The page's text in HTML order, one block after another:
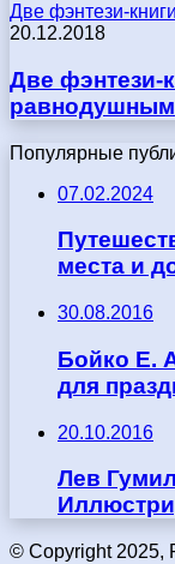
Две фэнтези-
20.12.2018
Две фэнтези-
равнодушным
Популярные
07.02.2024
места и
30.08.2016
Бойко Е.
для
20.10.2016
Лев
© Copyright 2025,